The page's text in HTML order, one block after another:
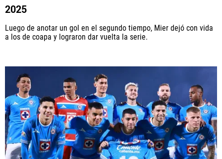
2025
Luego de anotar un gol en el segundo tiempo, Mier dejó con vida
a los de coapa y lograron dar vuelta la serie.